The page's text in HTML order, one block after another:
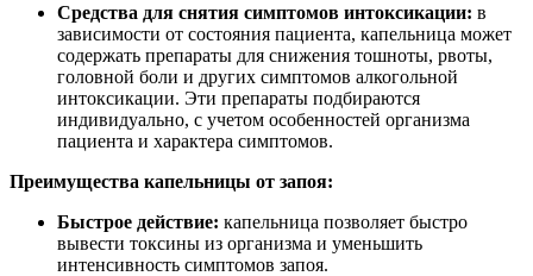
Средства для снятия симптомов интоксикации: в
зависимости от состояния пациента, капельница может
содержать препараты для снижения тошноты, рвоты,
головной боли и других симптомов алкогольной
интоксикации. Эти препараты подбираются
индивидуально, с учетом особенностей организма
пациента и характера симптомов.
Преимущества капельницы от запоя:
Быстрое действие: капельница позволяет быстро
вывести токсины из организма и уменьшить
интенсивность симптомов запоя.